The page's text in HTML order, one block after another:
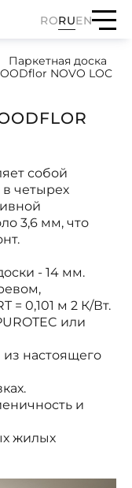
RORUEN
Паркетная доска
NOVO LOC
собой
четырех
3,6 мм, что
- 14 мм.
= 0,101 м 2 К/Вт.
или
настоящего
и
жилых